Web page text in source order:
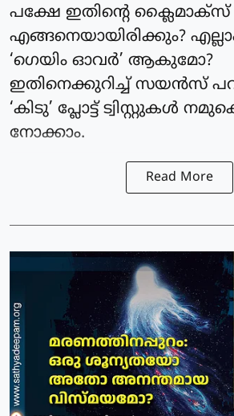
പക്ഷേ ഇതിന്റെ ക്ലൈമാക്സ്
എങ്ങനെയായിരിക്കും?
‘ഗെയിം ഓവർ’ ആകുമോ?
ഇതിനെക്കുറിച്ച് സയൻസ്
‘കിടു’ പ്ലോട്ട് ട്വിസ്റ്റുകൾ
നോക്കാം.
Read More